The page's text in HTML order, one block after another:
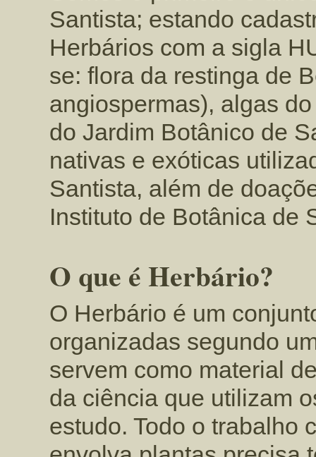
Santista; estando
Herbários com a sigla
se: flora da restinga de
angiospermas), algas
do Jardim Botânico de
nativas e exóticas
Santista, além de
Instituto de Botânica de
O que é Herbário?
O Herbário é um
organizadas segundo
servem como material
da ciência que utilizam
estudo. Todo o trabalho